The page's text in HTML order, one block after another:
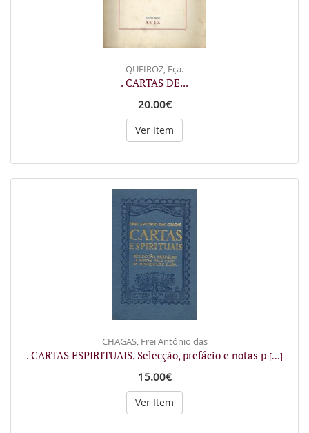
QUEIROZ, Eça.
. CARTAS DE...
20.00€
Ver Item
CHAGAS, Frei António das
. CARTAS ESPIRITUAIS. Selecção, prefácio e notas p [...]
15.00€
Ver Item